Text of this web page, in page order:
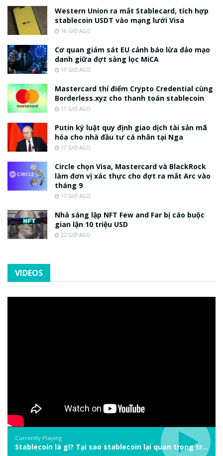
Western Union ra mắt Stablecard, tích hợp
stablecoin USDT vào mạng lưới Visa
16 GIỜ AGO
Cơ quan giám sát EU cảnh báo lừa đảo mạo
danh giữa đợt sàng lọc MiCA
17 GIỜ AGO
Mastercard thí điểm Crypto Credential cùng
Borderless.xyz cho thanh toán stablecoin
17 GIỜ AGO
Putin ký luật quy định giao dịch tài sản mã
hóa cho nhà đầu tư cá nhân tại Nga
17 GIỜ AGO
Circle chọn Visa, Mastercard và BlackRock
làm đơn vị xác thực cho đợt ra mắt Arc vào
tháng 9
17 GIỜ AGO
Nhà sáng lập NFT Few and Far bị cáo buộc
gian lận 10 triệu USD
22 GIỜ AGO
VIDEOS
Currently Playing
Stablecoin là gì? Tại sao stablecoin lại quan trọng trong thị trường crypto? | Phổ cập Blockchain